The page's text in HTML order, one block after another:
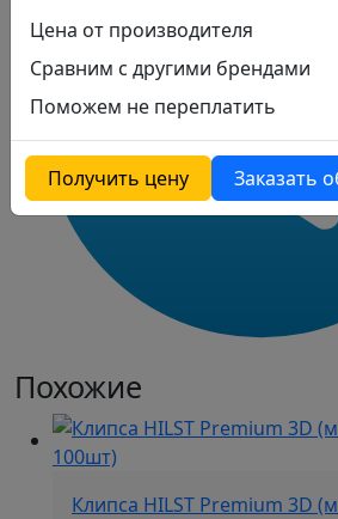
Похожие
Клипса HILST Premium 3D
Цена от производителя
Сравним с другими брендами
Поможем не переплатить
Получить цену Заказать